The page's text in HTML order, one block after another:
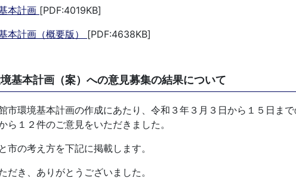
本計画 [PDF:4019KB]
本計画（概要版） [PDF:4638KB]
基本計画（案）への意見募集の結果について
環境基本計画の作成にあたり、令和３年３月３日から１５日ま
ら１２件のご意見をいただきました。
の考え方を下記に掲載します。
き、ありがとうございました。